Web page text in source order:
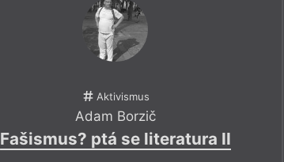
Aktivismus
Adam Borzič
Fašismus? ptá se literatura II